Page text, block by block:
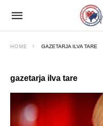
HOME GAZETARJA ILVA TARE
gazetarja ilva tare